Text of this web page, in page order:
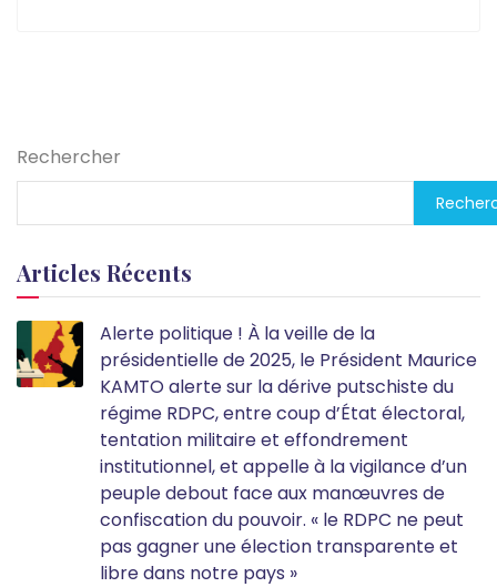
Rechercher
Articles Récents
Alerte politique ! À la veille de la
présidentielle de 2025, le Président Maurice
KAMTO alerte sur la dérive putschiste du
régime RDPC, entre coup d’État électoral,
tentation militaire et effondrement
institutionnel, et appelle à la vigilance d’un
peuple debout face aux manœuvres de
confiscation du pouvoir. « le RDPC ne peut
pas gagner une élection transparente et
libre dans notre pays »